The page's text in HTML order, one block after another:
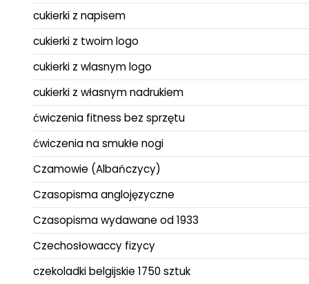
cukierki z napisem
cukierki z twoim logo
cukierki z wlasnym logo
cukierki z własnym nadrukiem
ćwiczenia fitness bez sprzętu
ćwiczenia na smukłe nogi
Czamowie (Albańczycy)
Czasopisma anglojęzyczne
Czasopisma wydawane od 1933
Czechosłowaccy fizycy
czekoladki belgijskie 1750 sztuk